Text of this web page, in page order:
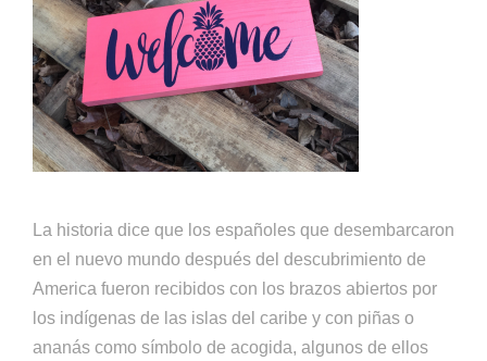
La historia dice que los españoles que desembarcaron
en el nuevo mundo después del descubrimiento de
America fueron recibidos con los brazos abiertos por
los indígenas de las islas del caribe y con piñas o
ananás como símbolo de acogida, algunos de ellos